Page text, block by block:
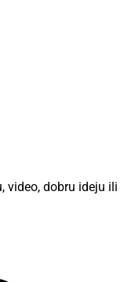
video, dobru ideju ili